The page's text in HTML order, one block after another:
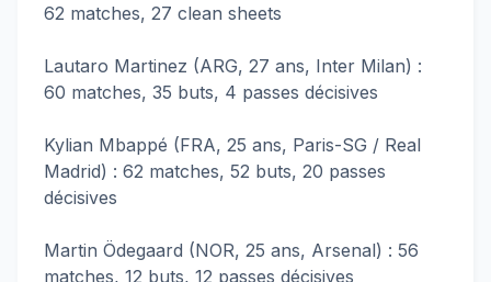
62 matches, 27 clean sheets
Lautaro Martinez (ARG, 27 ans, Inter Milan) :
60 matches, 35 buts, 4 passes décisives
Kylian Mbappé (FRA, 25 ans, Paris-SG / Real
Madrid) : 62 matches, 52 buts, 20 passes
décisives
Martin Ödegaard (NOR, 25 ans, Arsenal) : 56
matches, 12 buts, 12 passes décisives